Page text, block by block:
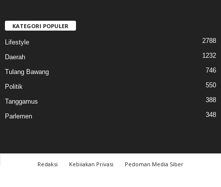
KATEGORI POPULER
Lifestyle 2788
Daerah 1232
Tulang Bawang 746
Politik 550
Tanggamus 388
Parlemen 348
Redaksi Kebijakan Privasi
Pedoman Media Siber